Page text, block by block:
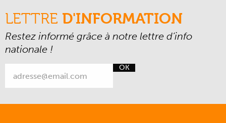
LETTRE D'INFORMATION
Restez informé grâce à notre lettre d’info
nationale !
OK